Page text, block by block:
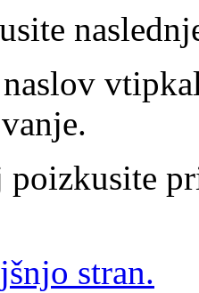
naslov
stran.